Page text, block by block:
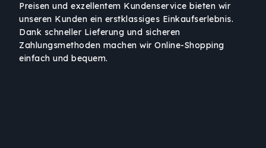
Preisen und exzellentem Kundenservice bieten wir
unseren Kunden ein erstklassiges Einkaufserlebnis.
Dank schneller Lieferung und sicheren
Zahlungsmethoden machen wir Online-Shopping
einfach und bequem.